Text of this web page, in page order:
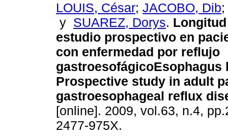
LOUIS, César; JACOBO, Dib;
y SUAREZ, Dorys.
estudio prospectivo en
con enfermedad por reflujo
gastroesofágicoEsophagus
Prospective study in adult
gastroesophageal reflux
[online]. 2009, vol.63, n.4,
2477-975X.